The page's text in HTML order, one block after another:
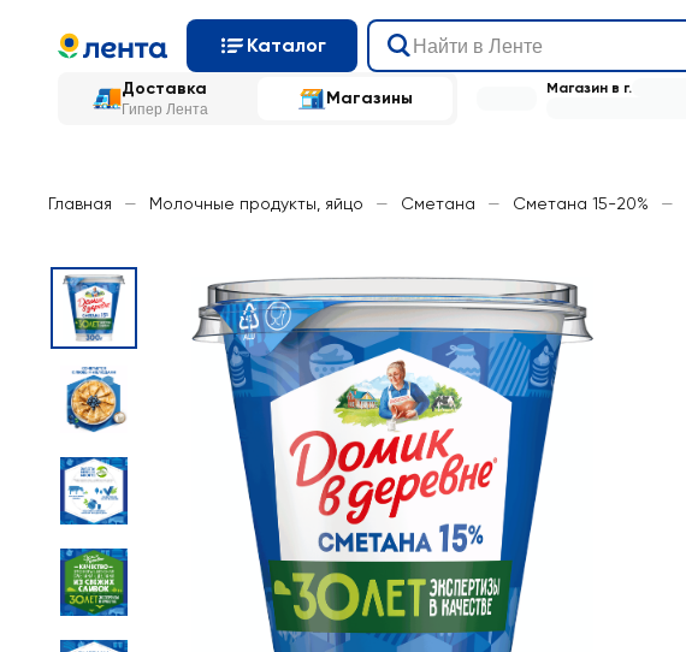
Каталог
Доставка
Гипер Лента
Магазины Магазин в г.
Главная — Молочные продукты, яйцо — Сметана — Сметана 15-20% —